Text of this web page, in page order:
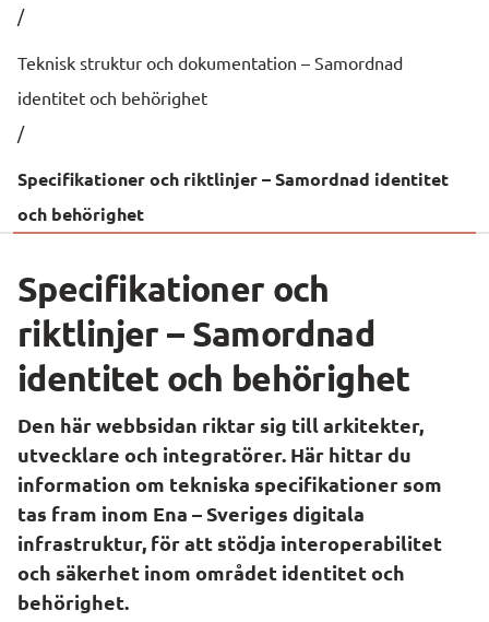
/
Teknisk struktur och dokumentation – Samordnad
identitet och behörighet
/
Specifikationer och riktlinjer – Samordnad identitet
och behörighet
Specifikationer och
riktlinjer – Samordnad
identitet och behörighet
Den här webbsidan riktar sig till arkitekter,
utvecklare och integratörer. Här hittar du
information om tekniska specifikationer som
tas fram inom Ena – Sveriges digitala
infrastruktur, för att stödja interoperabilitet
och säkerhet inom området identitet och
behörighet.